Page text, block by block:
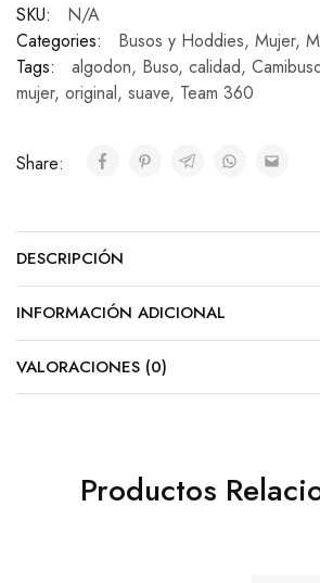
SKU:
N/A
Categories:
Busos y Hoddies, Mujer,
Tags:
algodon, Buso, calidad,
mujer, original, suave, Team 360
Share:
DESCRIPCIÓN
INFORMACIÓN ADICIONAL
VALORACIONES (0)
Productos